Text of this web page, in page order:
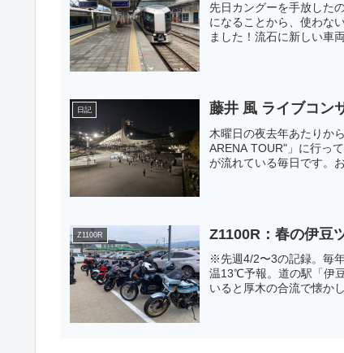
先日カングーを手放した
になることから、使わな
ました！流石に新しい車
日記 藤井 風 ライブコン
木曜日の夜去年あたりか
ARENA TOUR"」に行っ
が流れている毎日です。
Z1100R Z1100R：春の伊豆
※先週4/2〜3の記録。毎
温13℃予報。道の駅「伊
いると厚木の合流で懐か